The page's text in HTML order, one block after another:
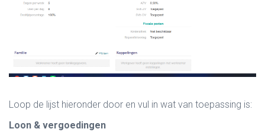
Loop de lijst hieronder door en vul in wat van toepassing is:
Loon & vergoedingen